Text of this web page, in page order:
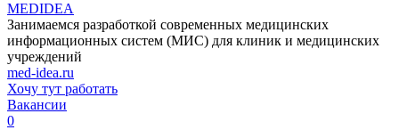
MEDIDEA
Занимаемся разработкой современных медицинских
информационных систем (МИС) для клиник и медицинских
учреждений
med-idea.ru
Хочу тут работать
Вакансии
0